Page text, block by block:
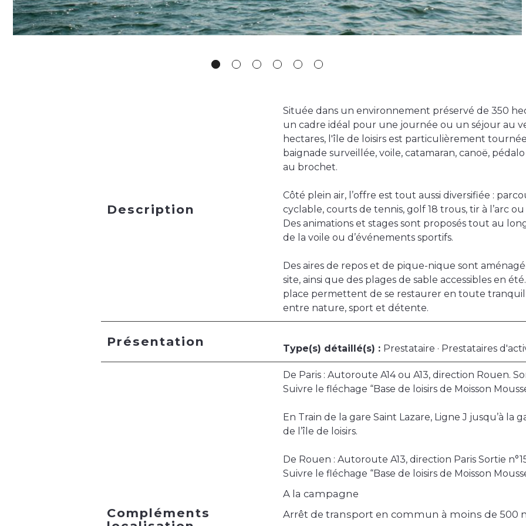
Description
Située dans un environnement préservé de 350
un cadre idéal pour une journée ou un séjour au
hectares, l'île de loisirs est particulièrement
baignade surveillée, voile, catamaran, canoë,
au brochet.
Côté plein air, l’offre est tout aussi diversifiée :
cyclable, courts de tennis, golf 18 trous, tir à l’arc
Des animations et stages sont proposés tout au
de la voile ou d’événements sportifs.
Des aires de repos et de pique-nique sont
site, ainsi que des plages de sable accessibles en
place permettent de se restaurer en toute
entre nature, sport et détente.
Présentation Type(s) détaillé(s) : Prestataire · Prestataires
Compléments
De Paris : Autoroute A14 ou A13, direction Rouen.
Suivre le fléchage “Base de loisirs de Moisson
En Train de la gare Saint Lazare, Ligne J jusqu’à la
de l’île de loisirs.
De Rouen : Autoroute A13, direction Paris Sortie
Suivre le fléchage “Base de loisirs de Moisson
A la campagne
Arrêt de transport en commun à moins de 500